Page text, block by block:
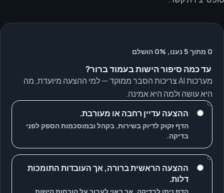
0 מתוך 5 נענו, 0% הושלם
עד כמה סיפור הישות בעמוד ברור?
מערכות AI צריכות הסבר ממוקד — למי ההצעה מיועדת, מה
היא עושה ולמה היא אמינה.
ההצעה עדיין רחבה או מעורבת.
הדף זקוק לדיוק בשירות, בקהל ובמוסכמות הספק לפני
בדיקה.
ההצעה הראשית ברורה, אך העובדות התומכות
דלות.